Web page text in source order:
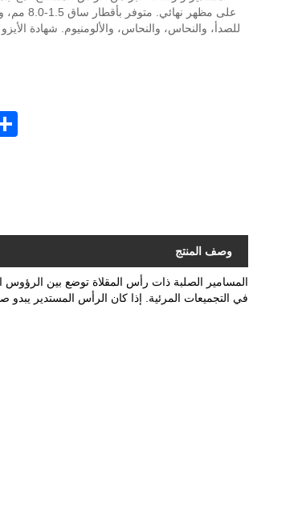
على مظهر
وصف المنتج
المسامير الصلبة ذات رأس المقلاة توضع بين الرؤوس
في التجميعات المرئية. إذا كان الرأس المستدير